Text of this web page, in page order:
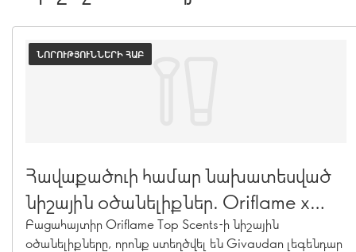
ՆՈՐՈՒԹՅՈՒՆՆԵՐԻ ՀԱԲ
Հավաքածուի համար նախատեսված
նիշային օծանելիքներ. Oriflame x
Givaudan պարֆյումերային դպրոց
Բացահայտիր Oriflame Top Scents-ի նիշային
օծանելիքները, որոնք ստեղծվել են Givaudan լեգենդար